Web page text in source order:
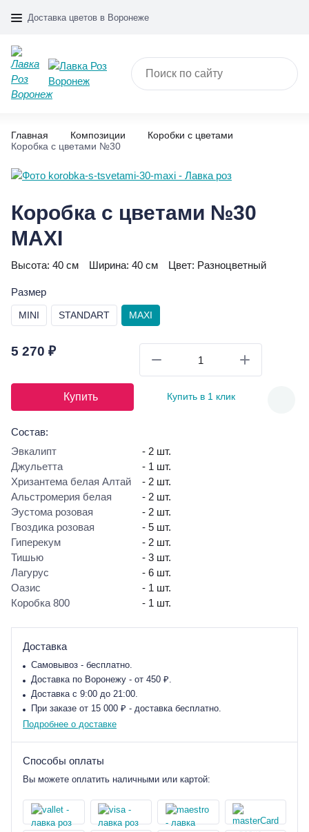
Доставка цветов в Воронеже
Главная Композиции
Коробки с цветами
Коробка с цветами №30
Коробка с цветами №30
MAXI
Высота: 40 см Ширина: 40 см Цвет: Разноцветный
Размер
MINI STANDART MAXI
5 270 ₽
Купить Купить в 1 клик
Состав:
Эвкалипт
- 2 шт.
Джульетта
- 1 шт.
Хризантема белая Алтай
- 2 шт.
Альстромерия белая
- 2 шт.
Эустома розовая
- 2 шт.
Гвоздика розовая
- 5 шт.
Гиперекум
- 2 шт.
Тишью
- 3 шт.
Лагурус
- 6 шт.
Оазис
- 1 шт.
Коробка 800
- 1 шт.
Доставка
Самовывоз - бесплатно.
Доставка по Воронежу - от 450 ₽.
Доставка с 9:00 до 21:00.
При заказе от 15 000 ₽ - доставка бесплатно.
Подробнее о доставке
Способы оплаты
Вы можете оплатить наличными или картой: